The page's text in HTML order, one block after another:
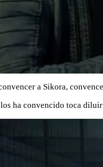
a Sikora,
ha convencido toca